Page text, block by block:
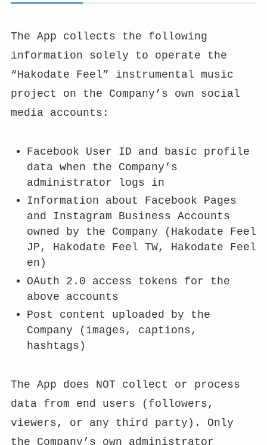
The App collects the following
information solely to operate the
“Hakodate Feel” instrumental music
project on the Company’s own social
media accounts:
Facebook User ID and basic profile
data when the Company’s
administrator logs in
Information about Facebook Pages
and Instagram Business Accounts
owned by the Company (Hakodate Feel
JP, Hakodate Feel TW, Hakodate Feel
en)
OAuth 2.0 access tokens for the
above accounts
Post content uploaded by the
Company (images, captions,
hashtags)
The App does NOT collect or process
data from end users (followers,
viewers, or any third party). Only
the Company’s own administrator